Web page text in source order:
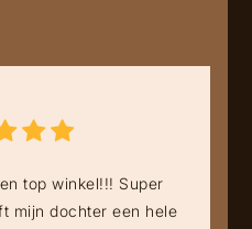
top winkel!!! Super
mijn dochter een hele